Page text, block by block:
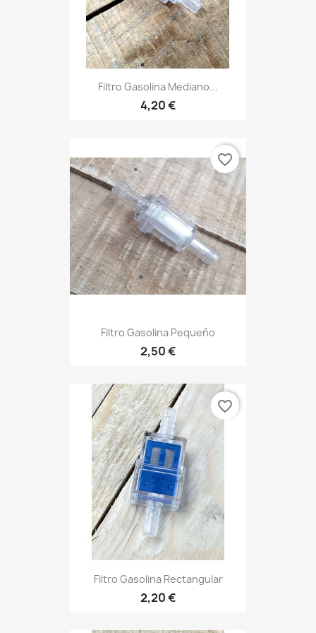
Filtro Gasolina Mediano...
4,20 €
Filtro Gasolina Pequeño
2,50 €
favorite_border
Filtro Gasolina Rectangular
2,20 €
favorite_border